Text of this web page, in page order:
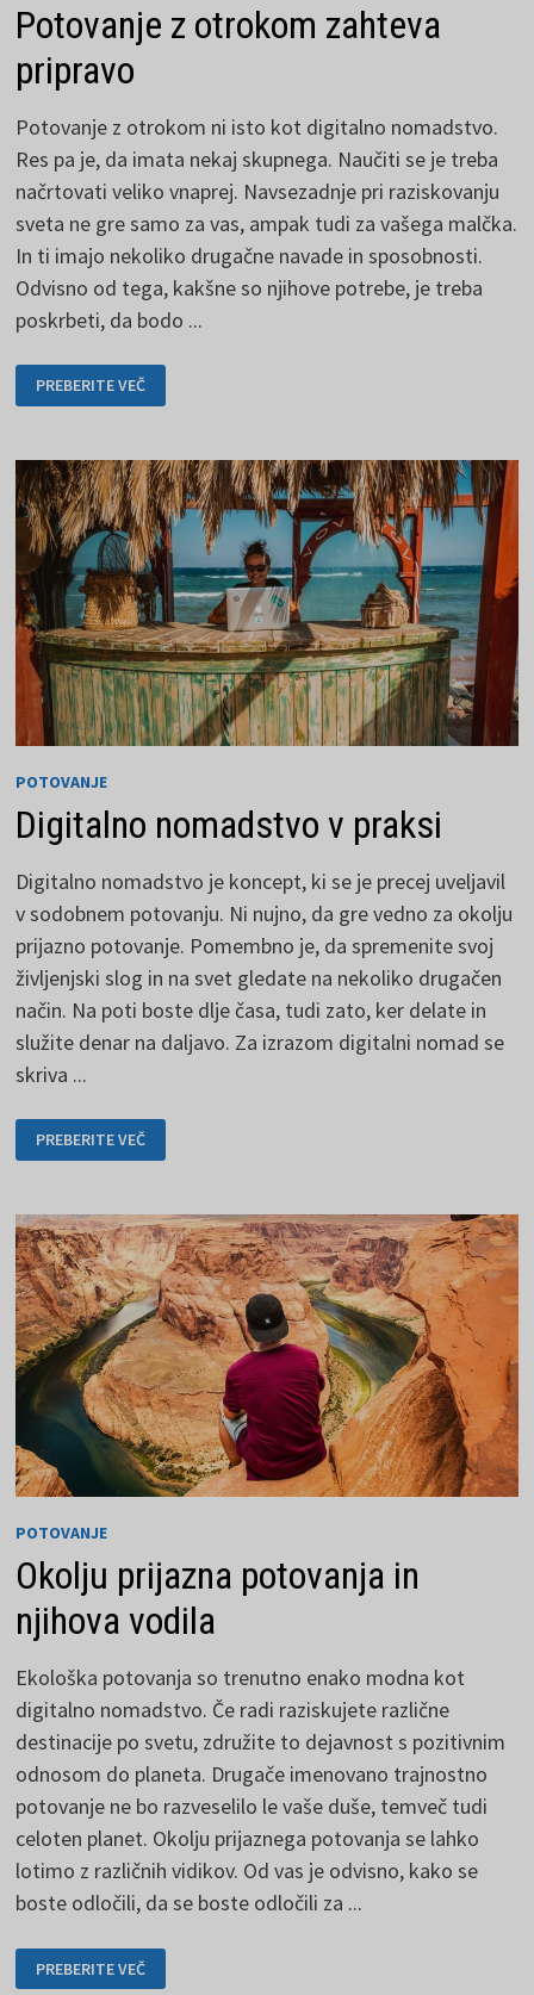
Potovanje z otrokom zahteva
pripravo
Potovanje z otrokom ni isto kot digitalno nomadstvo.
Res pa je, da imata nekaj skupnega. Naučiti se je treba
načrtovati veliko vnaprej. Navsezadnje pri raziskovanju
sveta ne gre samo za vas, ampak tudi za vašega malčka.
In ti imajo nekoliko drugačne navade in sposobnosti.
Odvisno od tega, kakšne so njihove potrebe, je treba
poskrbeti, da bodo ...
POTOVANJE
Z
OTROKOM
PREBERITE VEČ
POTOVANJE
Digitalno nomadstvo v praksi
Digitalno nomadstvo je koncept, ki se je precej uveljavil
v sodobnem potovanju. Ni nujno, da gre vedno za okolju
prijazno potovanje. Pomembno je, da spremenite svoj
življenjski slog in na svet gledate na nekoliko drugačen
način. Na poti boste dlje časa, tudi zato, ker delate in
služite denar na daljavo. Za izrazom digitalni nomad se
skriva ...
NOMADSTVO
V
PREBERITE VEČ
POTOVANJE
Okolju prijazna potovanja in
njihova vodila
Ekološka potovanja so trenutno enako modna kot
digitalno nomadstvo. Če radi raziskujete različne
destinacije po svetu, združite to dejavnost s pozitivnim
odnosom do planeta. Drugače imenovano trajnostno
potovanje ne bo razveselilo le vaše duše, temveč tudi
celoten planet. Okolju prijaznega potovanja se lahko
lotimo z različnih vidikov. Od vas je odvisno, kako se
boste odločili, da se boste odločili za ...
PRIJAZNA
PREBERITE VEČ